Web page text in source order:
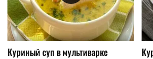
Куриный суп в мультиварке